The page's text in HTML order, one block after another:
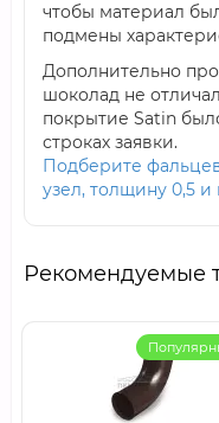
чтобы материал
подмены
Дополнительно
шоколад не
покрытие Satin
строках заявки.
Подберите
узел, толщину 0,5 и
Рекомендуемые